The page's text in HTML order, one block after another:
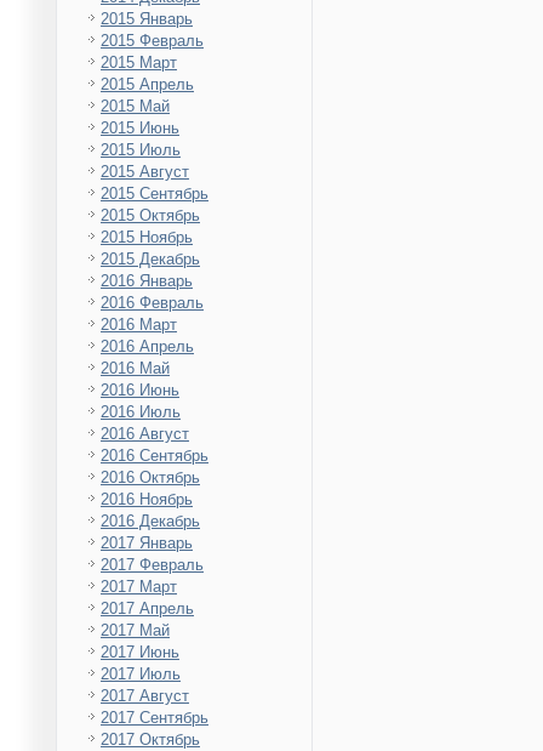
2015 Январь
2015 Февраль
2015 Март
2015 Апрель
2015 Май
2015 Июнь
2015 Июль
2015 Август
2015 Сентябрь
2015 Октябрь
2015 Ноябрь
2015 Декабрь
2016 Январь
2016 Февраль
2016 Март
2016 Апрель
2016 Май
2016 Июнь
2016 Июль
2016 Август
2016 Сентябрь
2016 Октябрь
2016 Ноябрь
2016 Декабрь
2017 Январь
2017 Февраль
2017 Март
2017 Апрель
2017 Май
2017 Июнь
2017 Июль
2017 Август
2017 Сентябрь
2017 Октябрь